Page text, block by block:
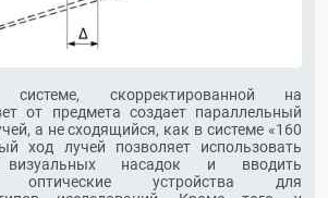
скорректированной на
от предмета создает параллельный
а не сходящийся, как в системе «160
ход лучей позволяет использовать
насадок и вводить
оптические устройства для